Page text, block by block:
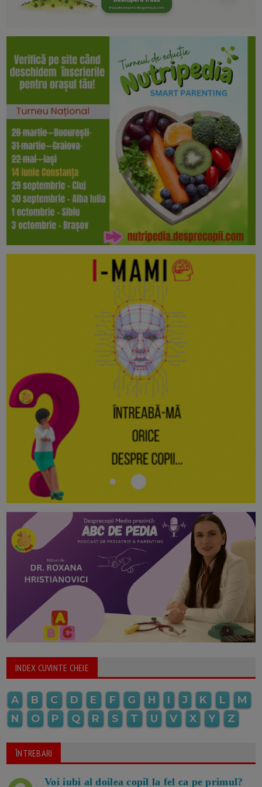
INDEX CUVINTE CHEIE
A B C D E F G H I J K L
M
N
O P Q R S T U V X Y Z
ÎNTREBARI
Voi iubi al doilea copil la fel ca pe primul?